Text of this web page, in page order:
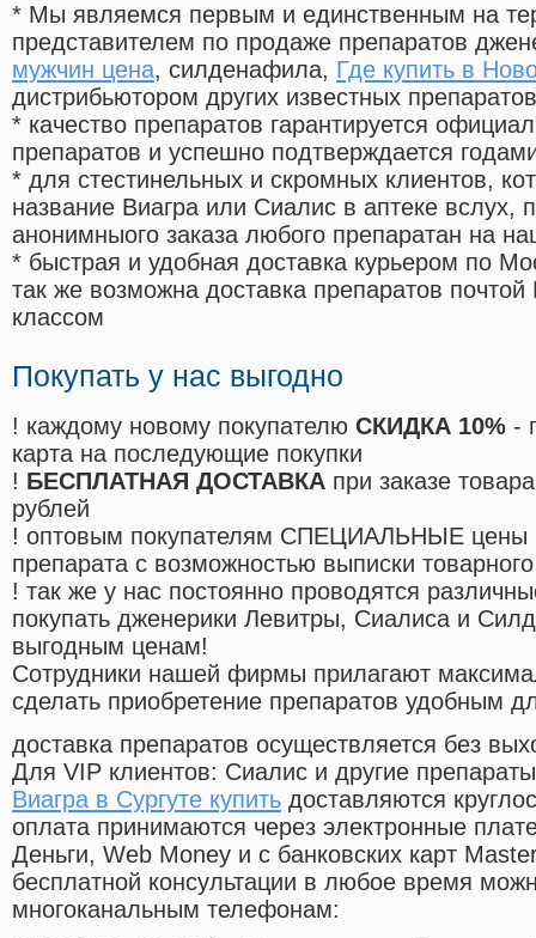
* Мы являемся первым и единственным на
представителем по продаже препаратов
мужчин цена, силденафила, Где купить в
дистрибьютором других известных препаратов
* качество препаратов гарантируется
препаратов и успешно подтверждается
* для стестинельных и скромных клиентов,
название Виагра или Сиалис в аптеке вслух,
анонимныого заказа любого препаратан на
* быстрая и удобная доставка курьером по
так же возможна доставка препаратов
классом
Покупать у нас выгодно
! каждому новому покупателю СКИДКА 10% -
карта на последующие покупки
! БЕСПЛАТНАЯ ДОСТАВКА при заказе
рублей
! оптовым покупателям СПЕЦИАЛЬНЫЕ цены
препарата с возможностью выписки
! так же у нас постоянно проводятся
покупать дженерики Левитры, Сиалиса и
выгодным ценам!
Cотрудники нашей фирмы прилагают
сделать приобретение препаратов удобным
доставка препаратов осуществляется без
Для VIP клиентов: Сиалис и другие
Виагра в Сургуте купить доставляются
оплата принимаются через электронные
Деньги, Web Money и с банковских карт
бесплатной консультации в любое время
многоканальным телефонам: